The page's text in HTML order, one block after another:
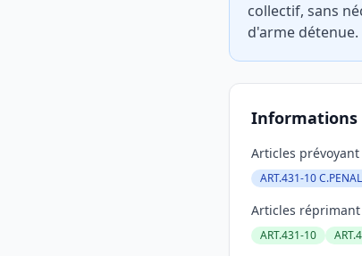
collectif, sans
d'arme détenue.
Informations
Articles
ART.431-10
Articles
ART.431-10